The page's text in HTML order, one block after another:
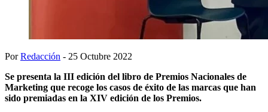
PorRedacción - 25 Octubre 2022
Se presenta la III edición del libro de Premios Nacionales de
Marketing que recoge los casos de éxito de las marcas que han
sido premiadas en la XIV edición de los Premios.